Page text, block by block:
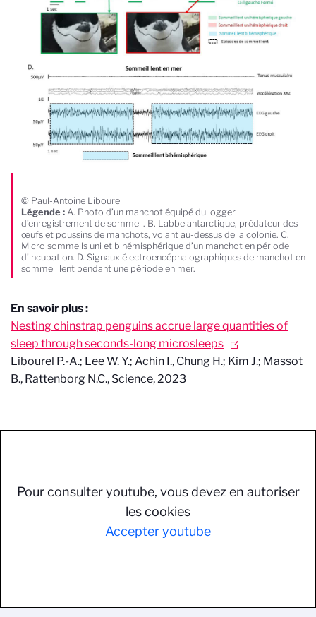
© Paul-Antoine Libourel
Légende : A. Photo d’un manchot équipé du logger
d’enregistrement de sommeil. B. Labbe antarctique, prédateur des
œufs et poussins de manchots, volant au-dessus de la colonie. C.
Micro sommeils uni et bihémisphérique d’un manchot en période
d’incubation. D. Signaux électroencéphalographiques de manchot en
sommeil lent pendant une période en mer.
En savoir plus :
Nesting chinstrap penguins accrue large quantities of
sleep through seconds-long microsleeps
Libourel P.-A.; Lee W. Y.; Achin I., Chung H.; Kim J.; Massot
B., Rattenborg N.C., Science, 2023
Pour consulter youtube, vous devez en autoriser
les cookies
Accepter youtube